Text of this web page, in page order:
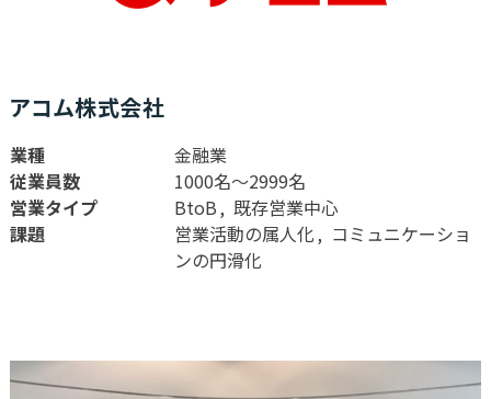
アコム株式会社
業種
金融業
従業員数
1000名〜2999名
営業タイプ
BtoB
既存営業中心
課題
営業活動の属人化
コミュニケーショ
ンの円滑化